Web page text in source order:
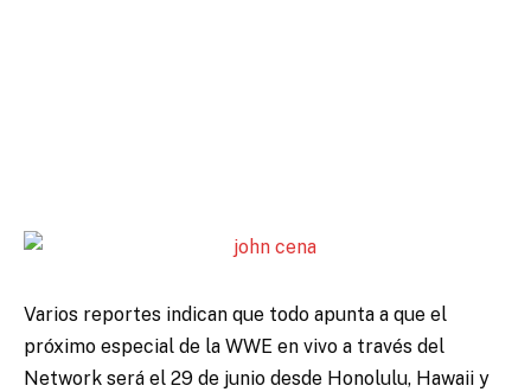
Varios reportes indican que todo apunta a que el
próximo especial de la WWE en vivo a través del
Network será el 29 de junio desde Honolulu, Hawaii y